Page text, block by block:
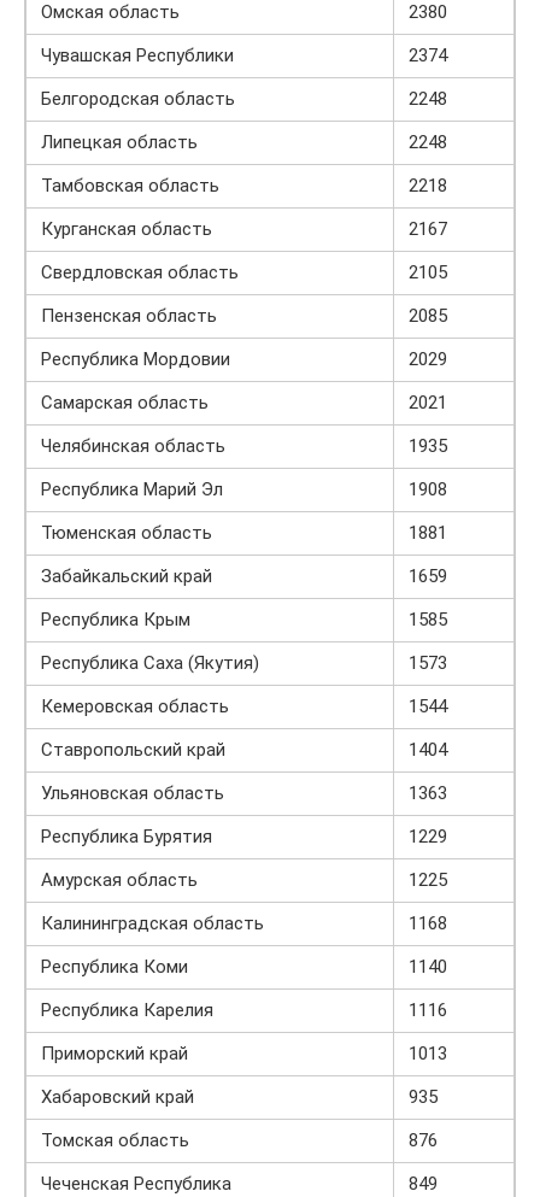
Омская область
2380
Чувашская Республики
2374
Белгородская область
2248
Липецкая область
2248
Тамбовская область
2218
Курганская область
2167
Свердловская область
2105
Пензенская область
2085
Республика Мордовии
2029
Самарская область
2021
Челябинская область
1935
Республика Марий Эл
1908
Тюменская область
1881
Забайкальский край
1659
Республика Крым
1585
Республика Саха (Якутия)
1573
Кемеровская область
1544
Ставропольский край
1404
Ульяновская область
1363
Республика Бурятия
1229
Амурская область
1225
Калининградская область
1168
Республика Коми
1140
Республика Карелия
1116
Приморский край
1013
Хабаровский край
935
Томская область
876
Чеченская Республика
849